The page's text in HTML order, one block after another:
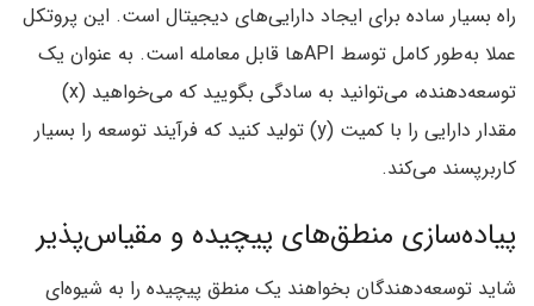
راه بسیار ساده برای ایجاد دارایی‌های دیجیتال است. این پروتکل
عملا به‌طور کامل توسط APIها قابل معامله است. به عنوان یک
توسعه‌دهنده، می‌توانید به سادگی بگویید که می‌خواهید (x)
مقدار دارایی را با کمیت (y) تولید کنید که فرآیند توسعه را بسیار
کاربرپسند می‌کند.
پیاده‌سازی منطق‌های پیچیده و مقیاس‌پذیر
شاید توسعه‌دهندگان بخواهند یک منطق پیچیده را به شیوه‌ای